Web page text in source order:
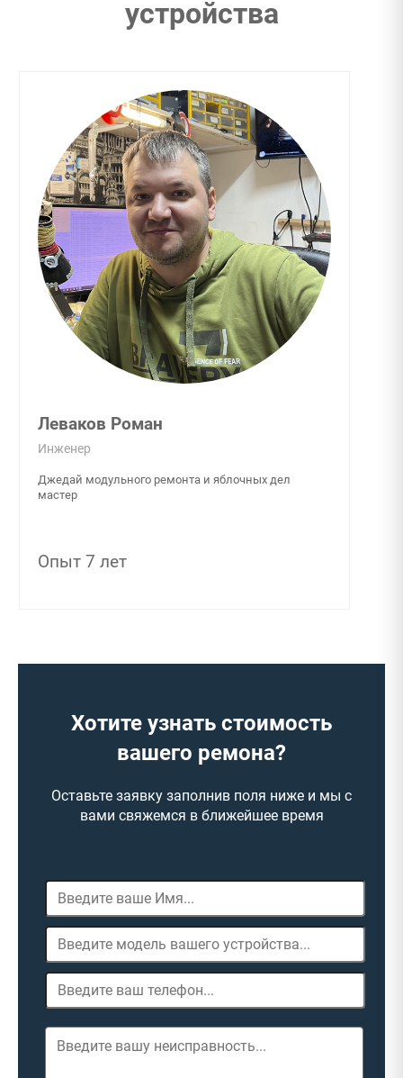
устройства
Леваков Роман
Инженер
Джедай модульного ремонта и яблочных дел
мастер
Опыт 7 лет
Хотите узнать стоимость
вашего ремона?
Оставьте заявку заполнив поля ниже и мы с
вами свяжемся в ближейшее время